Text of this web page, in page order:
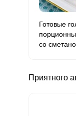
Готовые
со
Приятного